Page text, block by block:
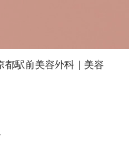
駅前美容外科｜美容